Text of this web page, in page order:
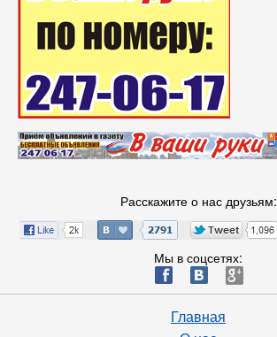
Расскажите о нас друзьям:
Мы в соцсетях:
ä æ è
Главная